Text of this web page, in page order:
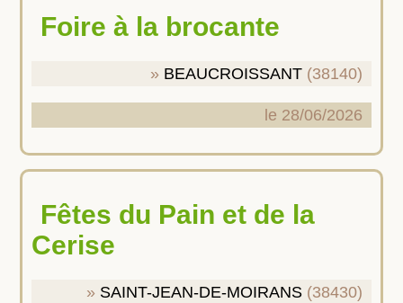
Foire à la brocante
BEAUCROISSANT (38140)
le 28/06/2026
Fêtes du Pain et de la
Cerise
SAINT-JEAN-DE-MOIRANS (38430)